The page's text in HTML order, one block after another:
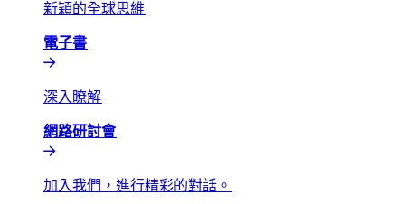
新穎的全球思維​​
電子書​​
深入瞭解​​
網路研討會​​
加入我們，進行精彩的對話。​​